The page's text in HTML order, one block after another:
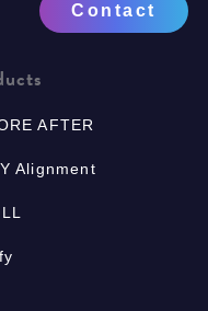
Contact
AFTER
Alignment